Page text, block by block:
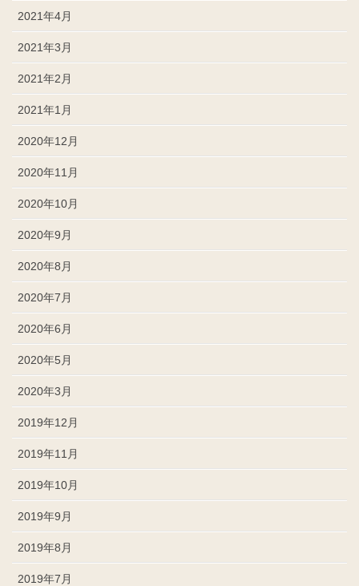
2021年4月
2021年3月
2021年2月
2021年1月
2020年12月
2020年11月
2020年10月
2020年9月
2020年8月
2020年7月
2020年6月
2020年5月
2020年3月
2019年12月
2019年11月
2019年10月
2019年9月
2019年8月
2019年7月